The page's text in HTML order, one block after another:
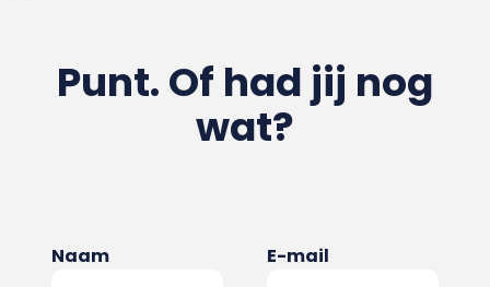
Punt. Of had jij nog
wat?
Naam E-mail